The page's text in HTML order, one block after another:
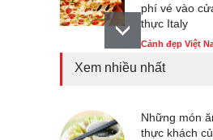
phí vé vào
thực Italy
Cảnh đẹp Việt
Cảnh đẹp Việt
Xem nhiều nhất
Những món
thực khách